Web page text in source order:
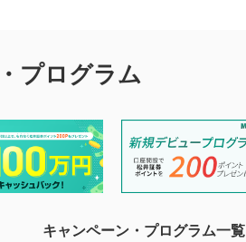
プログラム
キャンペーン・プログラム一覧